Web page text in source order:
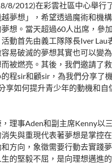
8/2012)在彩雲社區中心舉行
夢想」，希望透過魔術和機
想。當天超過60人出席，參
動首先由義工隊隊長Iver Lau
易破滅的夢想其實也可以變
被燃亮。其後，我們邀請了
程sir和顧sir，為我們分享了
享如何提升青少年的動機和自
理事Aden和副主席Kenny以
失與重現代表著夢想是掌控
方向，象徵需要行動去實踐
的堅毅不屈，是向理想邁進